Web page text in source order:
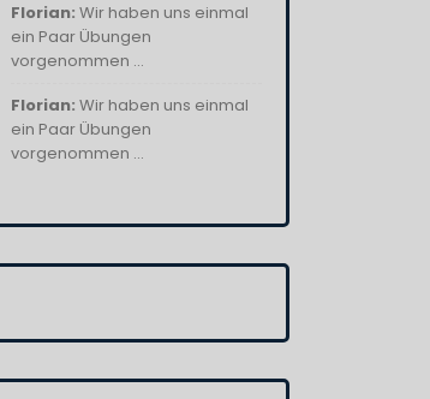
Florian: Wir haben uns einmal
ein Paar Übungen
vorgenommen ...
Florian: Wir haben uns einmal
ein Paar Übungen
vorgenommen ...